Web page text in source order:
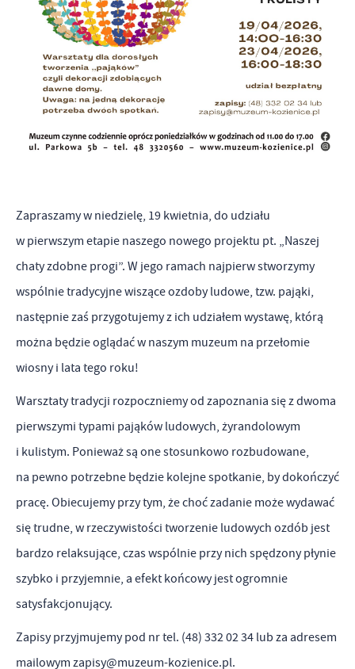
Zapraszamy w niedzielę, 19 kwietnia, do udziału
w pierwszym etapie naszego nowego projektu pt. „Naszej
chaty zdobne progi”. W jego ramach najpierw stworzymy
wspólnie tradycyjne wiszące ozdoby ludowe, tzw. pająki,
następnie zaś przygotujemy z ich udziałem wystawę, którą
można będzie oglądać w naszym muzeum na przełomie
wiosny i lata tego roku!
Warsztaty tradycji rozpoczniemy od zapoznania się z dwoma
pierwszymi typami pająków ludowych, żyrandolowym
i kulistym. Ponieważ są one stosunkowo rozbudowane,
na pewno potrzebne będzie kolejne spotkanie, by dokończyć
pracę. Obiecujemy przy tym, że choć zadanie może wydawać
się trudne, w rzeczywistości tworzenie ludowych ozdób jest
bardzo relaksujące, czas wspólnie przy nich spędzony płynie
szybko i przyjemnie, a efekt końcowy jest ogromnie
satysfakcjonujący.
Zapisy przyjmujemy pod nr tel. (48) 332 02 34 lub za adresem
mailowym zapisy@muzeum-kozienice.pl.
popularności wśród użytkowników. Zgromadzone informacje są
przetwarzane w formie zanonimizowanej. Wyrażenie zgody na
analityczne pliki cookies gwarantuje dostępność wszystkich
funkcjonalności.
Dzięki reklamowym plikom cookies prezentujemy Ci najciekawsze
informacje i aktualności na stronach naszych partnerów.
Promocyjne pliki cookies służą do prezentowania Ci naszych
komunikatów na podstawie analizy Twoich upodobań oraz Twoich
zwyczajów dotyczących przeglądanej witryny internetowej. Treści
promocyjne mogą pojawić się na stronach podmiotów trzecich lub
firm będących naszymi partnerami oraz innych dostawców usług.
społecznościowych.
Więcej